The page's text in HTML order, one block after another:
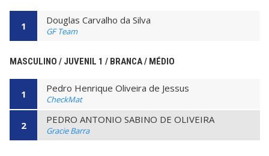
1 Douglas Carvalho da Silva
GF Team
MASCULINO / JUVENIL 1 / BRANCA / MÉDIO
1 Pedro Henrique Oliveira de Jessus
CheckMat
2 PEDRO ANTONIO SABINO DE OLIVEIRA
Gracie Barra